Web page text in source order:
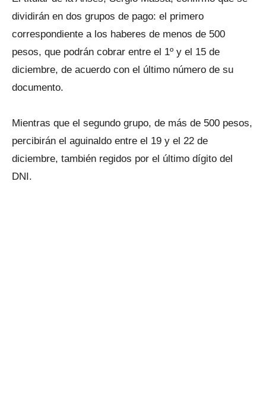
dividirán en dos grupos de pago: el primero
correspondiente a los haberes de menos de 500
pesos, que podrán cobrar entre el 1º y el 15 de
diciembre, de acuerdo con el último número de su
documento.
Mientras que el segundo grupo, de más de 500 pesos,
percibirán el aguinaldo entre el 19 y el 22 de
diciembre, también regidos por el último dígito del
DNI.